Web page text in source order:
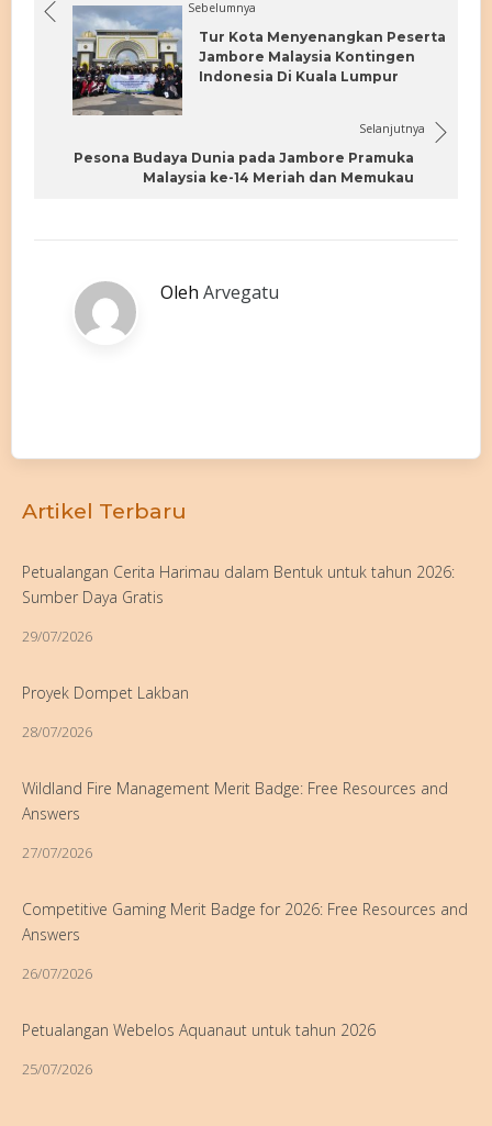
Sebelumnya
Tur Kota Menyenangkan Peserta
Jambore Malaysia Kontingen
Indonesia Di Kuala Lumpur
Selanjutnya
Pesona Budaya Dunia pada Jambore Pramuka
Malaysia ke-14 Meriah dan Memukau
Oleh Arvegatu
Artikel Terbaru
Petualangan Cerita Harimau dalam Bentuk untuk tahun 2026:
Sumber Daya Gratis
29/07/2026
Proyek Dompet Lakban
28/07/2026
Wildland Fire Management Merit Badge: Free Resources and
Answers
27/07/2026
Competitive Gaming Merit Badge for 2026: Free Resources and
Answers
26/07/2026
Petualangan Webelos Aquanaut untuk tahun 2026
25/07/2026